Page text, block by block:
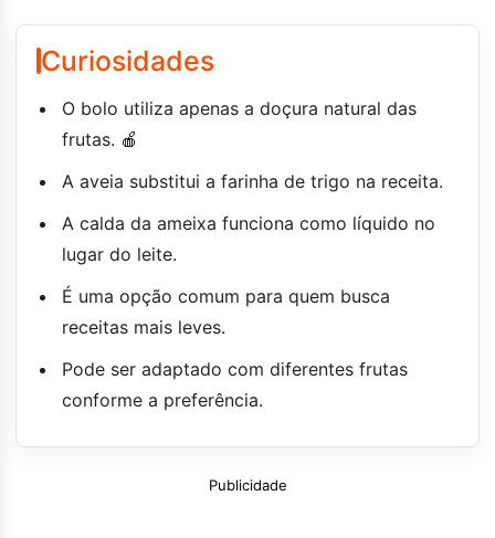
Curiosidades
O bolo utiliza apenas a doçura natural das
frutas. 🍎
A aveia substitui a farinha de trigo na receita.
A calda da ameixa funciona como líquido no
lugar do leite.
É uma opção comum para quem busca
receitas mais leves.
Pode ser adaptado com diferentes frutas
conforme a preferência.
Publicidade